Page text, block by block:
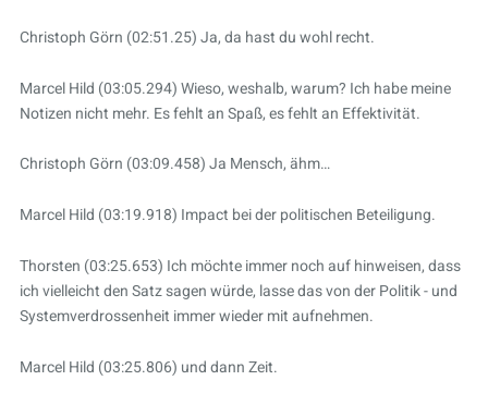
Christoph Görn (02:51.25) Ja, da hast du wohl recht.
Marcel Hild (03:05.294) Wieso, weshalb, warum? Ich habe meine
Notizen nicht mehr. Es fehlt an Spaß, es fehlt an Effektivität.
Christoph Görn (03:09.458) Ja Mensch, ähm…
Marcel Hild (03:19.918) Impact bei der politischen Beteiligung.
Thorsten (03:25.653) Ich möchte immer noch auf hinweisen, dass
ich vielleicht den Satz sagen würde, lasse das von der Politik - und
Systemverdrossenheit immer wieder mit aufnehmen.
Marcel Hild (03:25.806) und dann Zeit.